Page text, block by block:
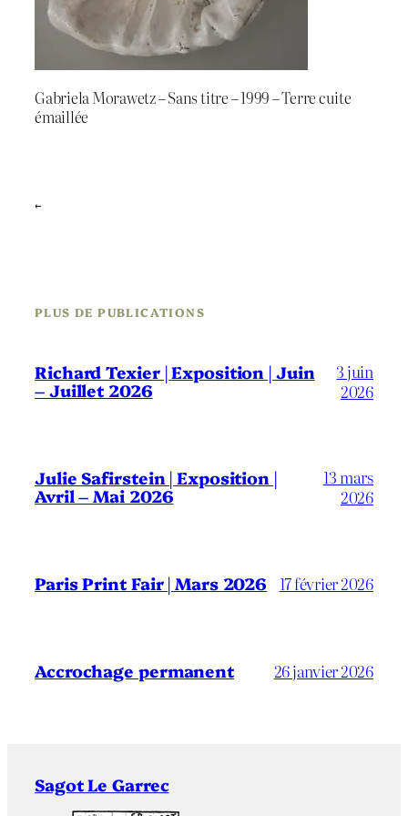
Gabriela Morawetz – Sans titre – 1999 – Terre cuite
émaillée
←
PLUS DE PUBLICATIONS
Richard Texier | Exposition | Juin
– Juillet 2026
3 juin
2026
Julie Safirstein | Exposition |
Avril – Mai 2026
13 mars
2026
Paris Print Fair | Mars 2026 17 février 2026
Accrochage permanent 26 janvier 2026
Sagot Le Garrec